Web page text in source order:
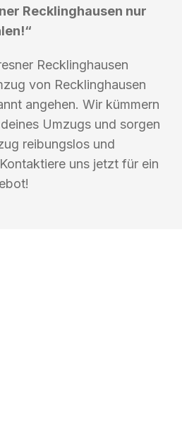
Recklinghausen nur
Recklinghausen
von Recklinghausen
angehen. Wir kümmern
Umzugs und sorgen
reibungslos und
uns jetzt für ein